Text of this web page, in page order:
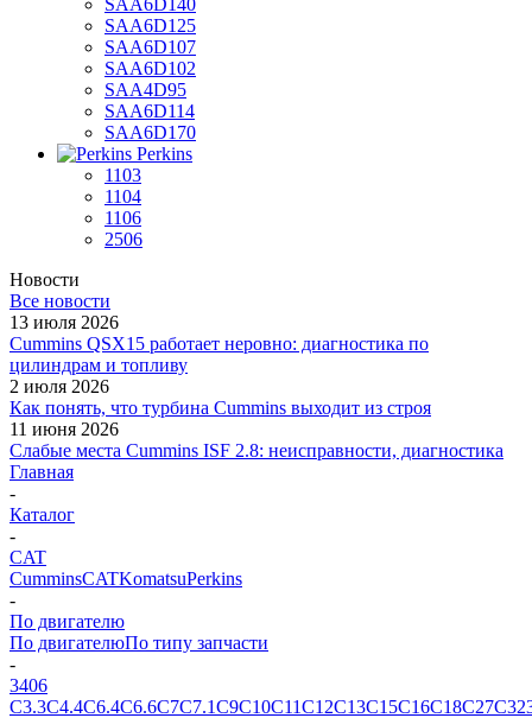
SAA6D140
SAA6D125
SAA6D107
SAA6D102
SAA4D95
SAA6D114
SAA6D170
Perkins
1103
1104
1106
2506
Новости
Все новости
13 июля 2026
Cummins QSX15 работает неровно: диагностика по
цилиндрам и топливу
2 июля 2026
Как понять, что турбина Cummins выходит из строя
11 июня 2026
Слабые места Cummins ISF 2.8: неисправности, диагностика
Главная
-
Каталог
-
CAT
CumminsCATKomatsuPerkins
-
По двигателю
По двигателюПо типу запчасти
-
3406
C3.3C4.4C6.4C6.6C7C7.1C9C10C11C12C13C15C16C18C27C32